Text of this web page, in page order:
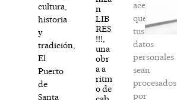
cultura,
historia
y
tradición,
El
Puerto
de
Santa
n
LIB
RES
!!!,
una
obr
a a
ritm
o de
aceptas
que
tus
datos
personales
sean
procesados
por